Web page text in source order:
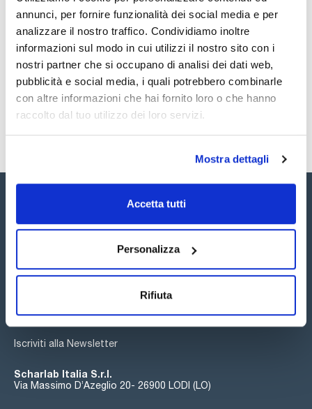
annunci, per fornire funzionalità dei social media e per
analizzare il nostro traffico. Condividiamo inoltre
informazioni sul modo in cui utilizzi il nostro sito con i
nostri partner che si occupano di analisi dei dati web,
pubblicità e social media, i quali potrebbero combinarle
con altre informazioni che hai fornito loro o che hanno
raccolto dal tuo utilizzo dei loro servizi.
Mostra dettagli
Accetta tutti
Personalizza
Rifiuta
Aldrin 1000ug/ml [309-00-2]
TDS / Scheda tecnica
Registrati per i download
COA
Registrati per i download
SDS / Scheda di
Sicurezza
Registrati per i download
Iscriviti alla Newsletter
Scharlab Italia S.r.l.
Via Massimo D’Azeglio 20- 26900 LODI (LO)